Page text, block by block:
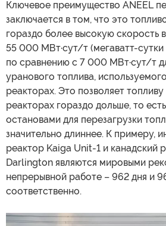
Ключевое преимущество ANEEL
заключается в том, что это
гораздо более высокую скорость
55 000 МВт·сут/т (мегаватт-сутки
по сравнению с 7 000 МВт·сут/т
уранового топлива,
реакторах. Это позволяет топливу
реакторах гораздо дольше, то
остановами для перезагрузки
значительно длиннее. К примеру,
реактор Kaiga Unit-1 и канадский
Darlington являются мировыми
непрерывной работе – 962 дня и
соответственно.